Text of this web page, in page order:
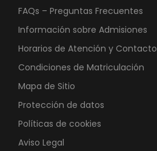
FAQs – Preguntas Frecuentes
Información sobre Admisiones
Horarios de Atención y Contacto
Condiciones de Matriculación
Mapa de Sitio
Protección de datos
Políticas de cookies
Aviso Legal